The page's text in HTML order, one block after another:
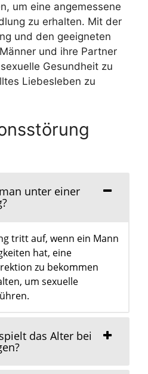
um eine angemessene
zu erhalten. Mit der
und den geeigneten
und ihre Partner
Gesundheit zu
Liebesleben zu
unter einer
tritt auf, wenn ein Mann
hat, eine
zu bekommen
um sexuelle
das Alter bei